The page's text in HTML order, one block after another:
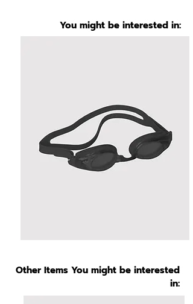
You might be interested in:
Other Items You might be interested
in: